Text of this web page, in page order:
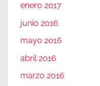
enero 2017
junio 2016
mayo 2016
abril 2016
marzo 2016